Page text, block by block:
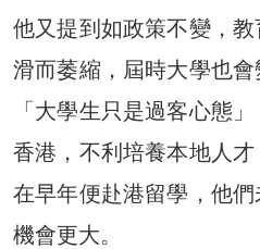
他又提到如政策不變，
滑而萎縮，屆時大學也會
「大學生只是過客心態
香港，不利培養本地人
在早年便赴港留學，他
機會更大。